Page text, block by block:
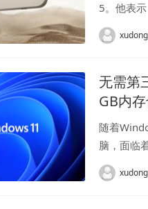
5。他表
我还是下
的手感和
xudong
无需第
GB内存
随着
脑，面临
的命令，
xudong